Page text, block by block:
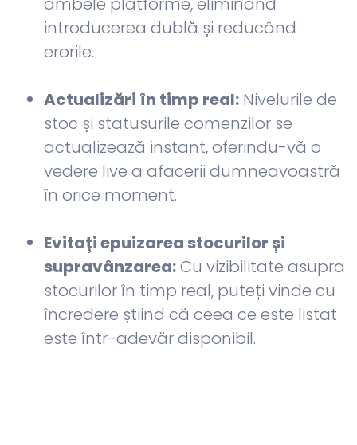
introducerea dublă și reducând
erorile.
Actualizări în timp real: Nivelurile de
stoc și statusurile comenzilor se
actualizează instant, oferindu-vă o
vedere live a afacerii dumneavoastră
în orice moment.
Evitați epuizarea stocurilor și
supravânzarea:Cu vizibilitate asupra
stocurilor în timp real, puteți vinde cu
încredere știind că ceea ce este listat
este într-adevăr disponibil.